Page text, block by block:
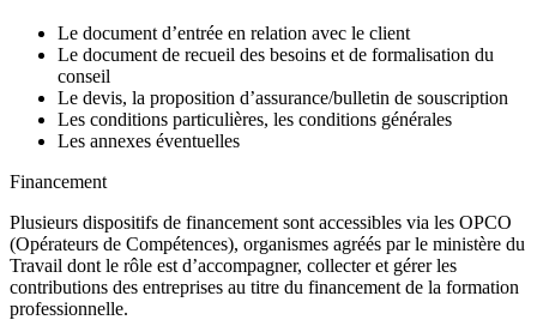
Le document d’entrée en relation avec le client
Le document de recueil des besoins et de formalisation du
conseil
Le devis, la proposition d’assurance/bulletin de souscription
Les conditions particulières, les conditions générales
Les annexes éventuelles
Financement
Plusieurs dispositifs de financement sont accessibles via les OPCO
(Opérateurs de Compétences), organismes agréés par le ministère du
Travail dont le rôle est d’accompagner, collecter et gérer les
contributions des entreprises au titre du financement de la formation
professionnelle.